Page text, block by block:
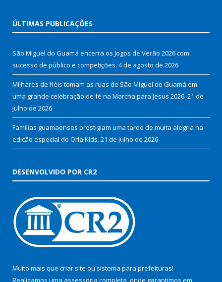
ÚLTIMAS PUBLICAÇÕES
São Miguel do Guamá encerra os Jogos de Verão 2026 com
sucesso de público e competições. 4 de agosto de 2026
Milhares de fiéis tomam as ruas de São Miguel do Guamá em
uma grande celebração de fé na Marcha para Jesus 2026. 21 de
julho de 2026
Famílias guamaenses prestigiam uma tarde de muita alegria na
edição especial do Orla Kids. 21 de julho de 2026
DESENVOLVIDO POR CR2
Muito mais que criar site ou sistema para prefeituras!
Realizamos uma assessoria completa, onde garantimos em